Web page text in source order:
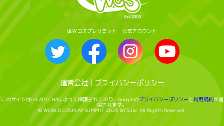
世界コスプレサミット 公式アカウント
運営会社| プライバシーポリシー
このサイトはreCAPTCHAによって保護されており、Googleのプライバシーポリシーと利用規約が適
用されます。
© WORLD COSPLAY SUMMIT 2023 WCS.Inc All Rights Reserved.